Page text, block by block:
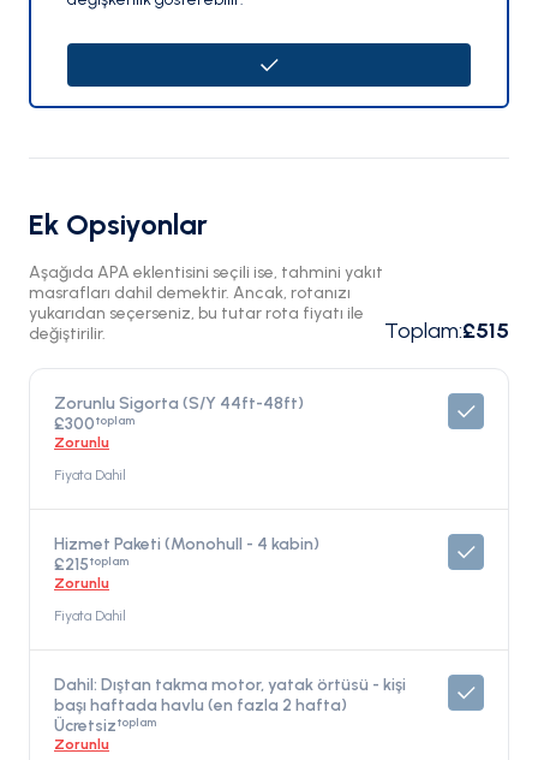
Ek Opsiyonlar
Aşağıda APA eklentisini seçili ise, tahmini yakıt
masrafları dahil demektir. Ancak, rotanızı
yukarıdan seçerseniz, bu tutar rota fiyatı ile
değiştirilir.
Toplam:£515
Zorunlu Sigorta (S/Y 44ft-48ft)
£300toplam
Zorunlu
Fiyata Dahil
Hizmet Paketi (Monohull - 4 kabin)
£215toplam
Zorunlu
Fiyata Dahil
Dahil: Dıştan takma motor, yatak örtüsü - kişi
başı haftada havlu (en fazla 2 hafta)
Ücretsiztoplam
Zorunlu